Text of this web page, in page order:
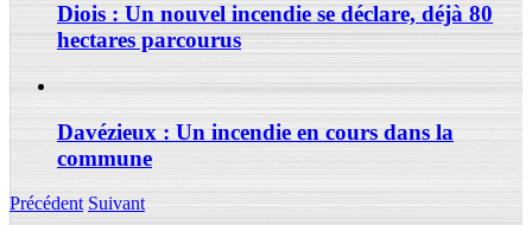
Diois : Un nouvel incendie se déclare, déjà 80
hectares parcourus
Davézieux : Un incendie en cours dans la
commune
Précédent Suivant